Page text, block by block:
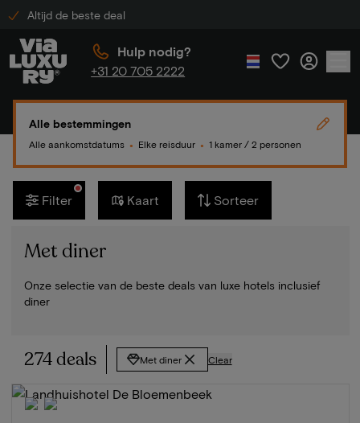
Altijd de beste deal
Hulp nodig?
+31 20 705 2222
Alle bestemmingen
Alle aankomstdatums ● Elke reisduur ● 1 kamer / 2 personen
Filter Kaart Sorteer
Met diner
Onze selectie van de beste deals van luxe hotels inclusief
diner
274 deals Met diner Clear